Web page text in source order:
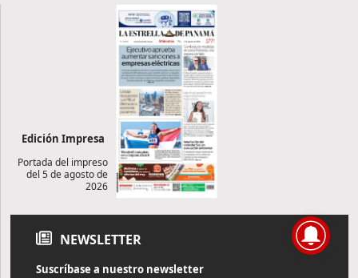
Edición Impresa
Portada del impreso
del 5 de agosto de
2026
NEWSLETTER
Suscríbase a nuestro newsletter